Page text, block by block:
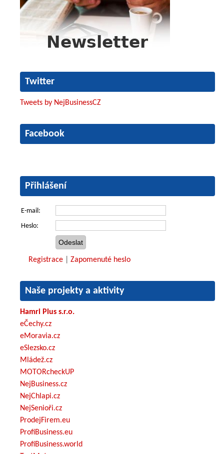
Twitter
Tweets by NejBusinessCZ
Facebook
Přihlášení
E-mail:
Heslo:
Registrace Zapomenuté heslo
Naše projekty a aktivity
Hamri Plus s.r.o.
eČechy.cz
eMoravia.cz
eSlezsko.cz
Mládež.cz
MOTORcheckUP
NejBusiness.cz
NejChlapi.cz
NejSenioři.cz
ProdejFirem.eu
ProfiBusiness.eu
ProfiBusiness.world